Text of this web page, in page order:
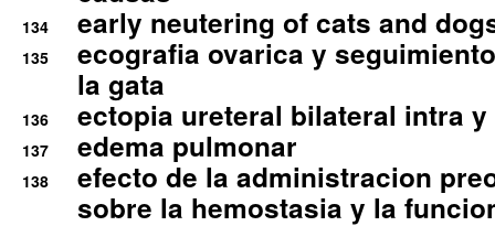
134 early neutering of cats and
135
ecografia ovarica y
la gata
136 ectopia ureteral bilateral intra
137 edema pulmonar
138
efecto de la administracion
sobre la hemostasia y la